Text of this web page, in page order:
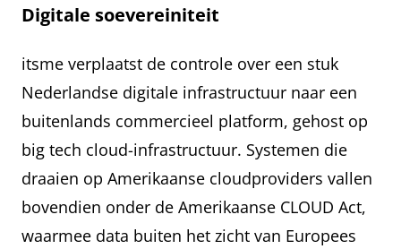
Digitale soevereiniteit
itsme verplaatst de controle over een stuk
Nederlandse digitale infrastructuur naar een
buitenlands commercieel platform, gehost op
big tech cloud-infrastructuur. Systemen die
draaien op Amerikaanse cloudproviders vallen
bovendien onder de Amerikaanse CLOUD Act,
waarmee data buiten het zicht van Europees